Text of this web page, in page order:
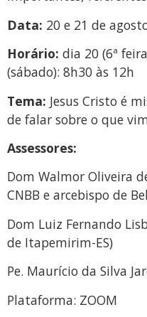
Data: 20 e 21 de
Horário: dia 20 (6ª
(sábado): 8h30 às 12h
Tema: Jesus Cristo é
de falar sobre o que
Assessores:
Dom Walmor Oliveira
CNBB e arcebispo de
Dom Luiz Fernando
de Itapemirim-ES)
Pe. Maurício da Silva
Plataforma: ZOOM